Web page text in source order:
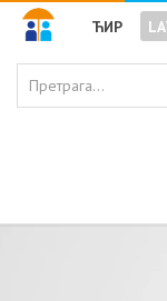
ЋИР